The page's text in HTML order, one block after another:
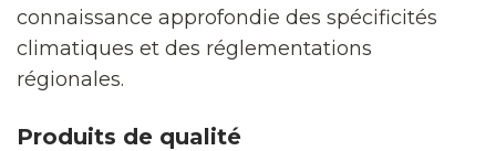
connaissance approfondie des spécificités
climatiques et des réglementations
régionales.
Produits de qualité